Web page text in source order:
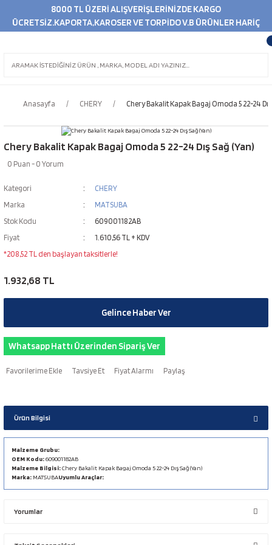
8000 TL ÜZERİ ALIŞVERİŞLERİNİZDE KARGO
ÜCRETSİZ.KAPORTA,KAROSER VE TORPİDO V.B ÜRÜNLER HARİÇ
Anasayfa CHERY Chery Bakalit Kapak Bagaj Omoda 5 22-24
Chery Bakalit Kapak Bagaj Omoda 5 22-24 Dış Sağ (Yan)
0 Puan - 0 Yorum
Kategori
CHERY
Marka
MATSUBA
Stok Kodu
609001182AB
Fiyat
1.610,56 TL + KDV
*208,52 TL den başlayan taksitlerle!
1.932,68 TL
Gelince Haber Ver
Whatsapp Hattı Üzerinden Sipariş Ver
Tavsiye Et Fiyat Alarmı Paylaş
Ürün Bilgisi
Malzeme Grubu:
OEM Kodu:609001182AB
Malzeme Bilgisi:Chery Bakalit Kapak Bagaj Omoda 5 22-24 Dış Sağ (Yan)
Marka: MATSUBAUyumlu Araçlar:
Yorumlar